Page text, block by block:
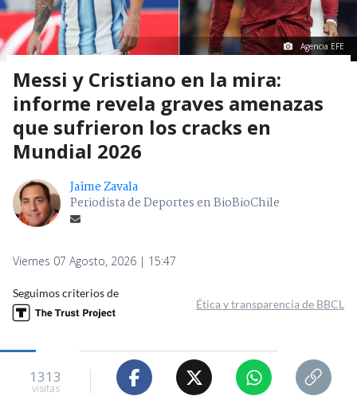
Agencia EFE
Messi y Cristiano en la mira:
informe revela graves amenazas
que sufrieron los cracks en
Mundial 2026
Jaime Zavala
Periodista de Deportes en BioBioChile
Viernes 07 Agosto, 2026 | 15:47
Seguimos criterios de
Ética y transparencia de BBCL
1313
visitas